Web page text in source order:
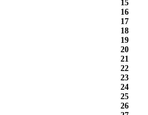
15
16
17
18
19
20
21
22
23
24
25
26